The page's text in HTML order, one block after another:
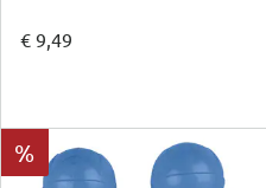
€ 9,49
%